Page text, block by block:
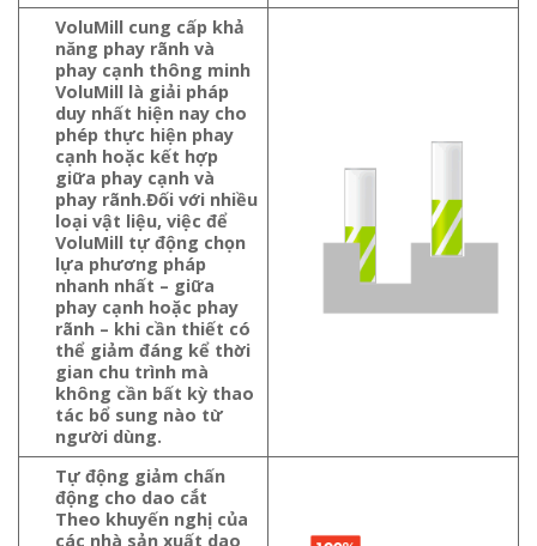
VoluMill cung cấp khả
năng phay rãnh và
phay cạnh thông minh
VoluMill là giải pháp
duy nhất hiện nay cho
phép thực hiện phay
cạnh hoặc kết hợp
giữa phay cạnh và
phay rãnh.Đối với nhiều
loại vật liệu, việc để
VoluMill tự động chọn
lựa phương pháp
nhanh nhất – giữa
phay cạnh hoặc phay
rãnh – khi cần thiết có
thể giảm đáng kể thời
gian chu trình mà
không cần bất kỳ thao
tác bổ sung nào từ
người dùng.
Tự động giảm chấn
động cho dao cắt
Theo khuyến nghị của
các nhà sản xuất dao